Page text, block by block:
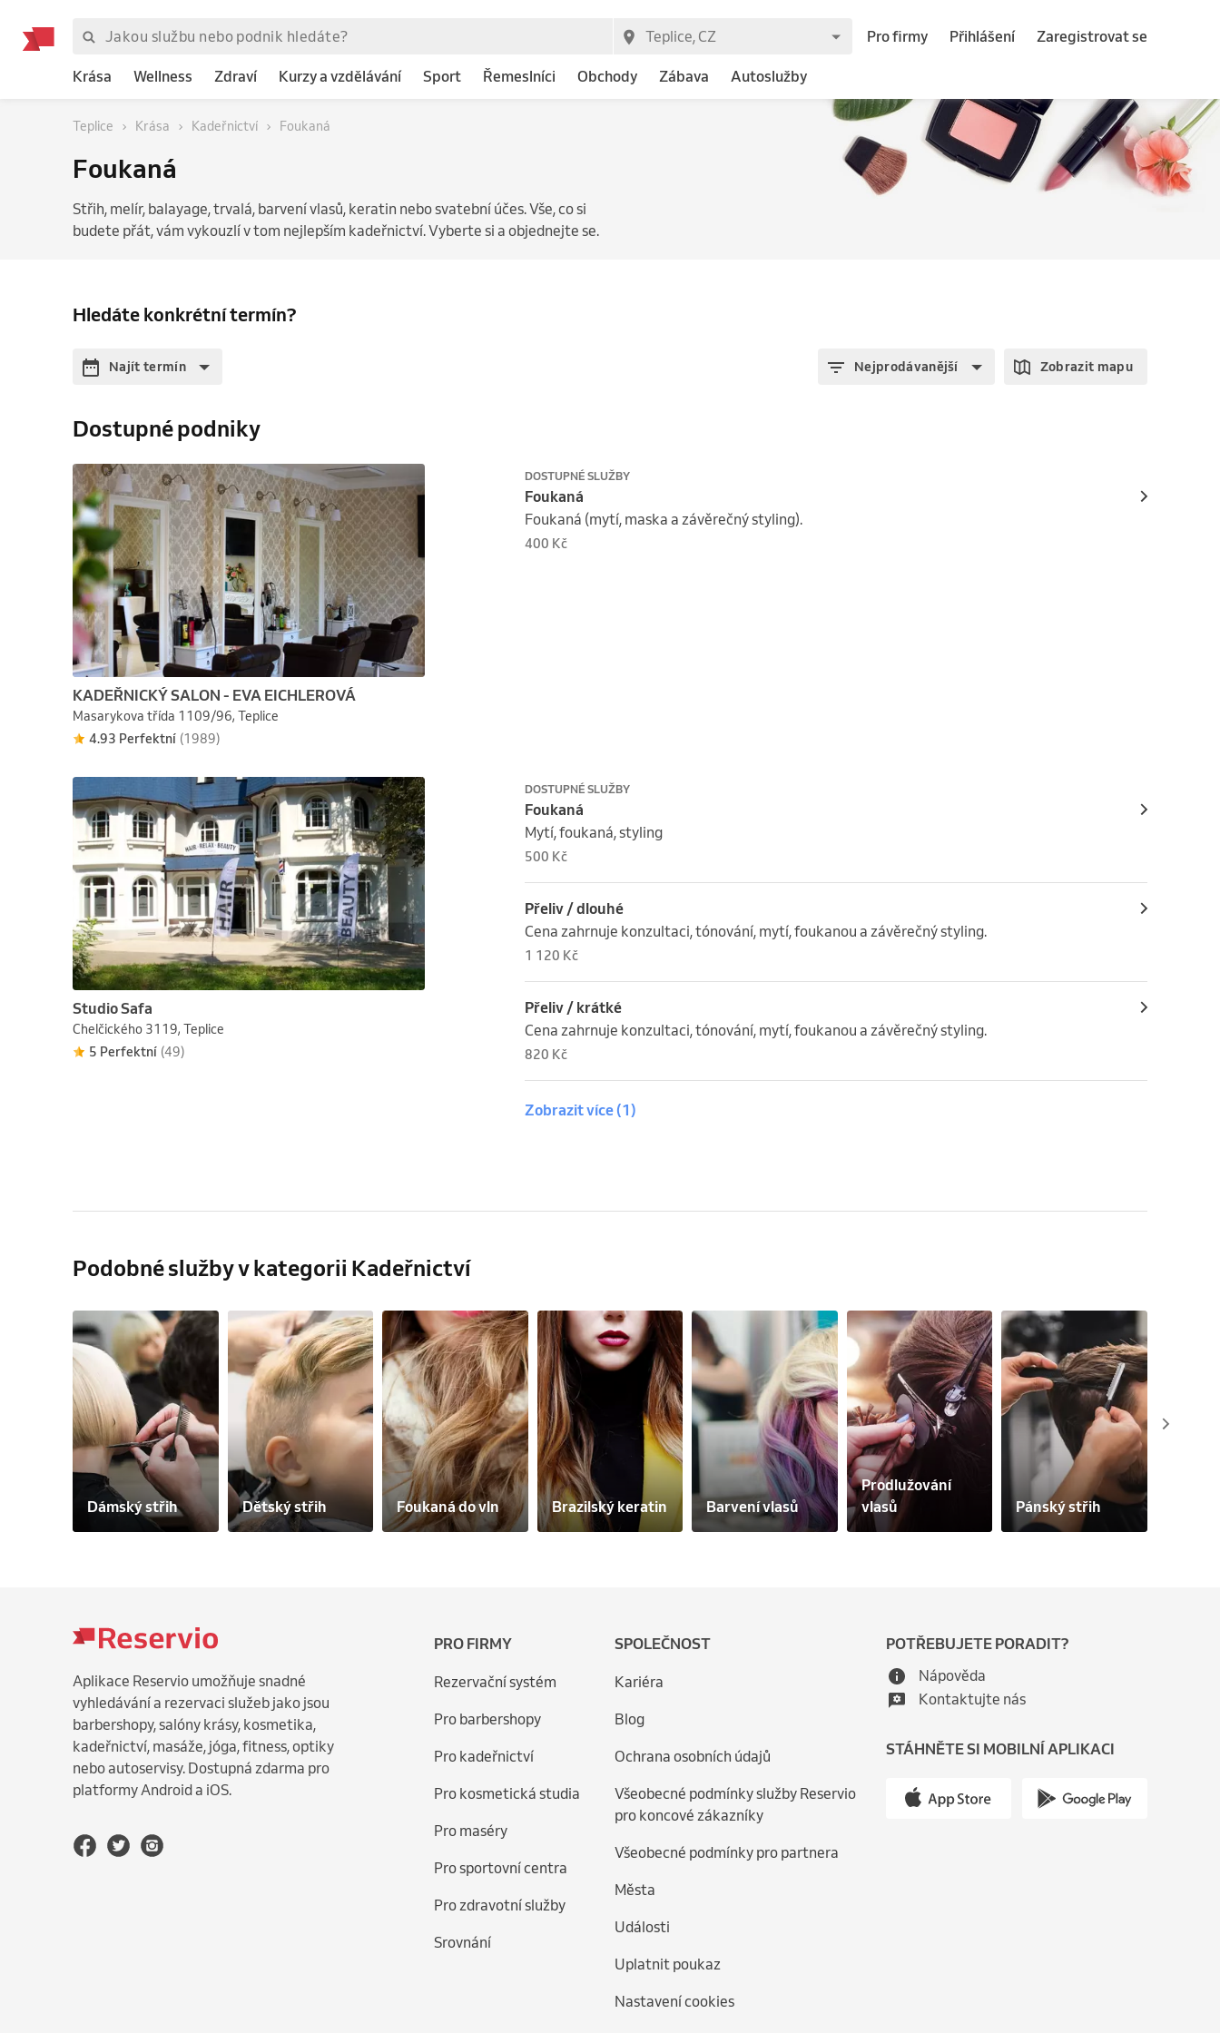
Pro firmy Přihlášení Zaregistrovat se
Krása Wellness Zdraví Kurzy a vzdělávání Sport Řemeslníci Obchody Zábava Autoslužby
Teplice Krása Kadeřnictví Foukaná
Foukaná
Střih, melír, balayage, trvalá, barvení vlasů, keratin nebo svatební účes. Vše, co si
budete přát, vám vykouzlí v tom nejlepším kadeřnictví. Vyberte si a objednejte se.
Hledáte konkrétní termín?
Najít termín Nejprodávanější Zobrazit mapu
Dostupné podniky
KADEŘNICKÝ SALON - EVA EICHLEROVÁ
Masarykova třída 1109/96, Teplice
4.93 Perfektní (1989)
DOSTUPNÉ SLUŽBY
Foukaná
Foukaná (mytí, maska a závěrečný styling).
400 Kč
Studio Safa
Chelčického 3119, Teplice
5 Perfektní (49)
DOSTUPNÉ SLUŽBY
Foukaná
Mytí, foukaná, styling
500 Kč
Přeliv / dlouhé
Cena zahrnuje konzultaci, tónování, mytí, foukanou a závěrečný styling.
1 120 Kč
Přeliv / krátké
Cena zahrnuje konzultaci, tónování, mytí, foukanou a závěrečný styling.
820 Kč
Zobrazit více(1)
Podobné služby v kategorii Kadeřnictví
Dámský střih Dětský střih Foukaná do vln Brazilský keratin Barvení vlasů
Prodlužování
vlasů
Pánský střih
Aplikace Reservio umožňuje snadné
vyhledávání a rezervaci služeb jako jsou
barbershopy, salóny krásy, kosmetika,
kadeřnictví, masáže, jóga, fitness, optiky
nebo autoservisy. Dostupná zdarma pro
platformy Android a iOS.
PRO FIRMY
Rezervační systém
Pro barbershopy
Pro kadeřnictví
Pro kosmetická studia
Pro maséry
Pro sportovní centra
Pro zdravotní služby
Srovnání
SPOLEČNOST
Kariéra
Blog
Ochrana osobních údajů
Všeobecné podmínky služby Reservio
pro koncové zákazníky
Všeobecné podmínky pro partnera
Města
Události
Uplatnit poukaz
Nastavení cookies
POTŘEBUJETE PORADIT?
Nápověda
Kontaktujte nás
STÁHNĚTE SI MOBILNÍ APLIKACI